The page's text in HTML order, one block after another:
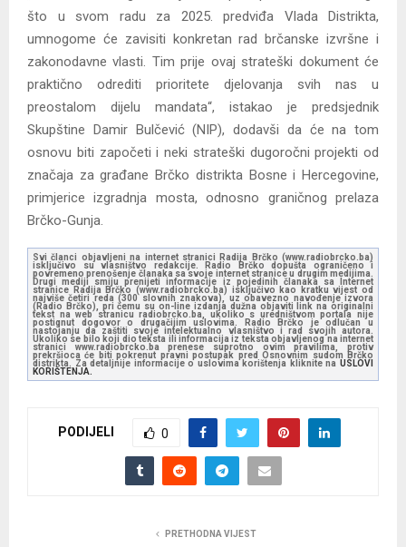
što u svom radu za 2025. predviđa Vlada Distrikta,
umnogome će zavisiti konkretan rad brčanske izvršne i
zakonodavne vlasti. Tim prije ovaj strateški dokument će
praktično odrediti prioritete djelovanja svih nas u
preostalom dijelu mandata“, istakao je predsjednik
Skupštine Damir Bulčević (NIP), dodavši da će na tom
osnovu biti započeti i neki strateški dugoročni projekti od
značaja za građane Brčko distrikta Bosne i Hercegovine,
primjerice izgradnja mosta, odnosno graničnog prelaza
Brčko-Gunja.
Svi članci objavljeni na internet stranici Radija Brčko (www.radiobrcko.ba)
isključivo su vlasništvo redakcije. Radio Brčko dopušta ograničeno i
povremeno prenošenje članaka sa svoje internet stranice u drugim medijima.
Drugi mediji smiju prenijeti informacije iz pojedinih članaka sa Internet
stranice Radija Brčko (www.radiobrcko.ba) isključivo kao kratku vijest od
najviše četiri reda (300 slovnih znakova), uz obavezno navođenje izvora
(Radio Brčko), pri čemu su on-line izdanja dužna objaviti link na originalni
tekst na web stranicu radiobrcko.ba, ukoliko s uredništvom portala nije
postignut dogovor o drugačijim uslovima. Radio Brčko je odlučan u
nastojanju da zaštiti svoje intelektualno vlasništvo i rad svojih autora.
Ukoliko se bilo koji dio teksta ili informacija iz teksta objavljenog na internet
stranici www.radiobrcko.ba prenese suprotno ovim pravilima, protiv
prekršioca će biti pokrenut pravni postupak pred Osnovnim sudom Brčko
distrikta. Za detaljnije informacije o uslovima korištenja kliknite na USLOVI
KORIŠTENJA.
PODIJELI 0
PRETHODNA VIJEST